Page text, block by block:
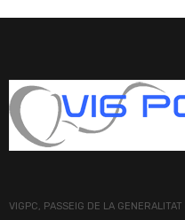
VIGPC, PASSEIG DE LA